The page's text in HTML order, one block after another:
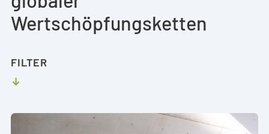
FORSCHUNGSERGEBNISSE
Wertschöpfungsketten
FILTER